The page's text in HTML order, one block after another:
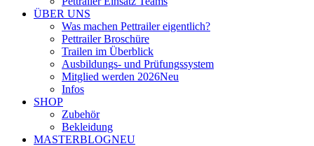
ÜBER UNS
Was machen Pettrailer eigentlich?
Pettrailer Broschüre
Trailen im Überblick
Ausbildungs- und Prüfungssystem
Mitglied werden 2026Neu
Infos
SHOP
Zubehör
Bekleidung
MASTERBLOGNEU